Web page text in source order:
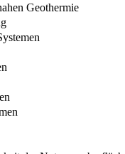
Geothermie